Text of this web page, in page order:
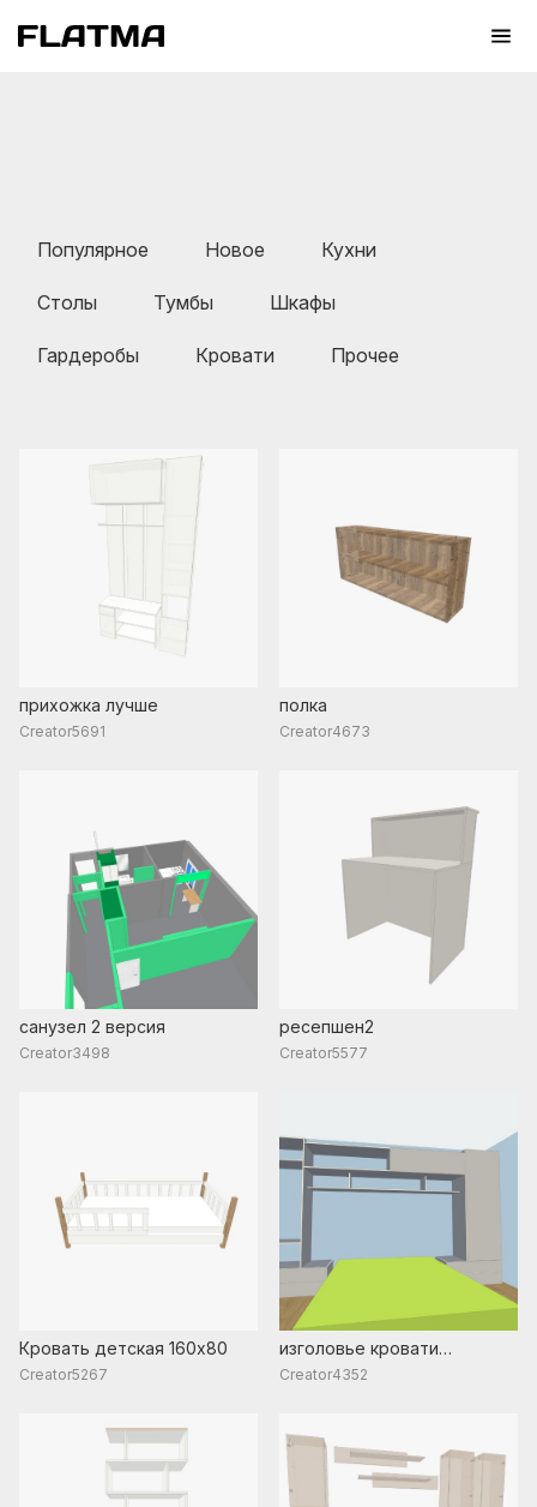
Популярное Новое Кухни
Столы Тумбы Шкафы
Гардеробы Кровати Прочее
прихожка лучше
Creator5691
полка
Creator4673
санузел 2 версия
Creator3498
ресепшен2
Creator5577
Кровать детская 160х80
Creator5267
изголовье кровати
раскрытый
Creator4352